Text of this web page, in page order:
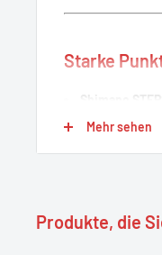
Starke
Shimano
klaren Look.
Praktisches
Mehr sehen
Produkte, die